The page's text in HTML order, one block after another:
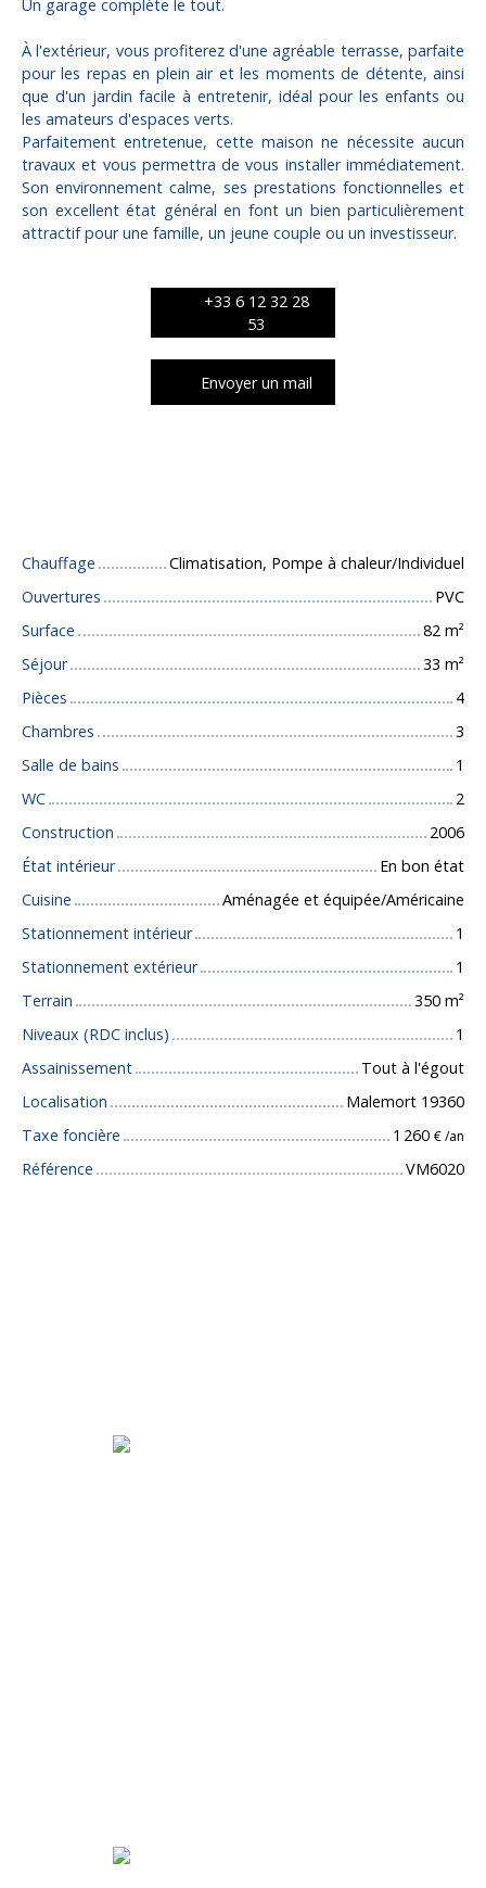
Un garage complète le tout.
À l'extérieur, vous profiterez d'une agréable terrasse, parfaite
pour les repas en plein air et les moments de détente, ainsi
que d'un jardin facile à entretenir, idéal pour les enfants ou
les amateurs d'espaces verts.
Parfaitement entretenue, cette maison ne nécessite aucun
travaux et vous permettra de vous installer immédiatement.
Son environnement calme, ses prestations fonctionnelles et
son excellent état général en font un bien particulièrement
attractif pour une famille, un jeune couple ou un investisseur.
+33 6 12 32 28
53
Envoyer un mail
Chauffage
Climatisation, Pompe à chaleur/Individuel
Ouvertures
PVC
Surface
82 m²
Séjour
33 m²
Pièces
4
Chambres
3
Salle de bains
1
WC
2
Construction
2006
État intérieur
En bon état
Cuisine
Aménagée et équipée/Américaine
Stationnement intérieur
1
Stationnement extérieur
1
Terrain
350 m²
Niveaux (RDC inclus)
1
Assainissement
Tout à l'égout
Localisation
Malemort 19360
Taxe foncière
1 260 € /an
Référence VM6020